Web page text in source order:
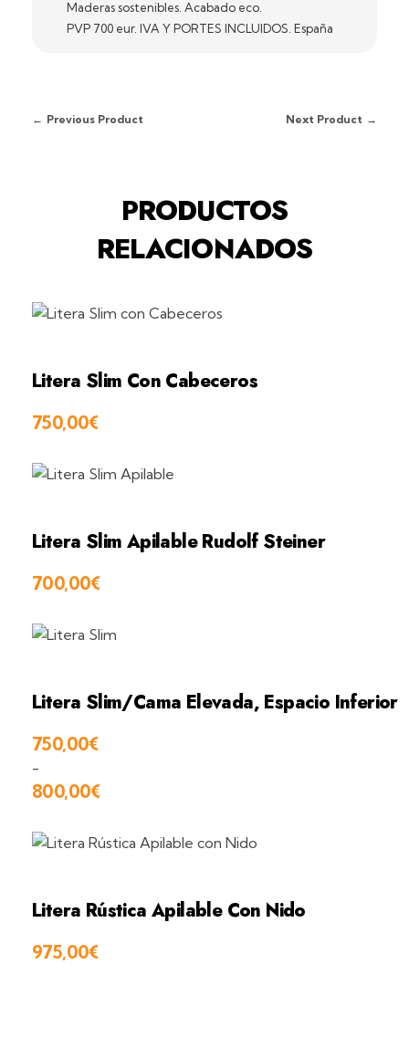
Maderas sostenibles. Acabado eco.
PVP 700 eur. IVA Y PORTES INCLUIDOS. España
Previous Product Next Product
PRODUCTOS
RELACIONADOS
Litera Slim Con Cabeceros
750,00€
Litera Slim Apilable Rudolf Steiner
700,00€
Litera Slim/cama Elevada, Espacio Inferior
750,00€
-
800,00€
Litera Rústica Apilable Con Nido
975,00€